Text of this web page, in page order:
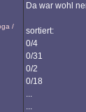
/
Da war wohl
sortiert:
0/4
0/31
0/2
0/18
...
...